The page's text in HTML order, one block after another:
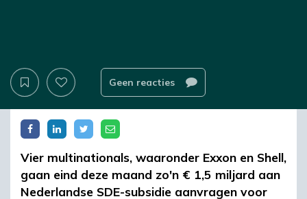
Geen reacties
Vier multinationals, waaronder Exxon en Shell,
gaan eind deze maand zo'n € 1,5 miljard aan
Nederlandse SDE-subsidie aanvragen voor